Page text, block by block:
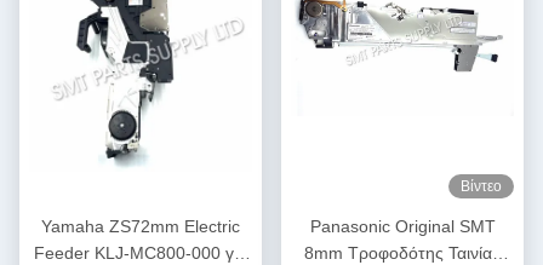
Yamaha ZS72mm Electric
Feeder KLJ-MC800-000 για
Βίντεο
Panasonic Original SMT
8mm Τροφοδότης Ταινίας